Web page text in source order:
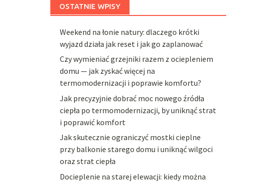
OSTATNIE WPISY
Weekend na łonie natury: dlaczego krótki
wyjazd działa jak reset i jak go zaplanować
Czy wymieniać grzejniki razem z ociepleniem
domu — jak zyskać więcej na
termomodernizacji i poprawie komfortu?
Jak precyzyjnie dobrać moc nowego źródła
ciepła po termomodernizacji, by uniknąć strat
i poprawić komfort
Jak skutecznie ograniczyć mostki cieplne
przy balkonie starego domu i uniknąć wilgoci
oraz strat ciepła
Docieplenie na starej elewacji: kiedy można